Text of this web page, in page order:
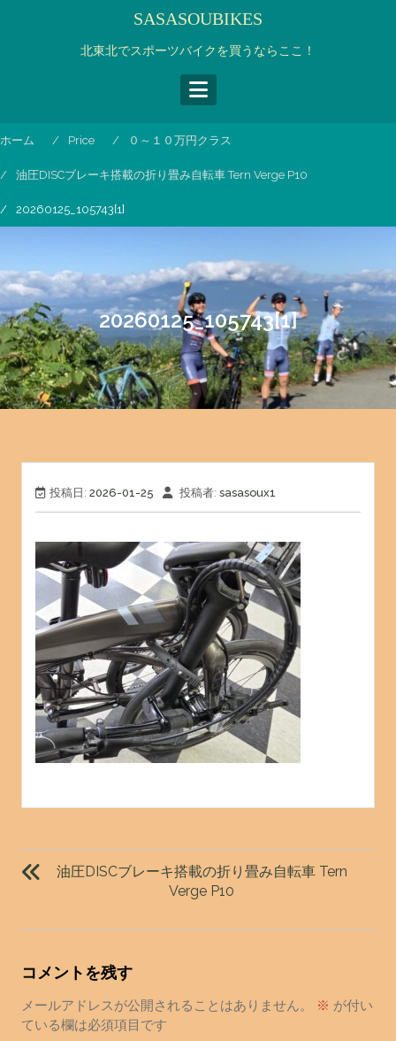
キ
プ
SASASOUBIKES
北東北でスポーツバイクを買うならここ！
ホーム Price ０～１０万円クラス
油圧DISCブレーキ搭載の折り畳み自転車 Tern Verge P10
20260125_105743[1]
20260125_105743[1]
投稿日: 2026-01-25 投稿者: sasasoux1
投
稿
シ
ョ
ン
油圧DISCブレーキ搭載の折り畳み自転車 Tern
Verge P10
コメントを残す
メールアドレスが公開されることはありません。 ※ が付い
ている欄は必須項目です